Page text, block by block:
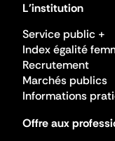
L'institution
Service public +
Index égalité
Recrutement
Marchés publics
Informations
Offre aux